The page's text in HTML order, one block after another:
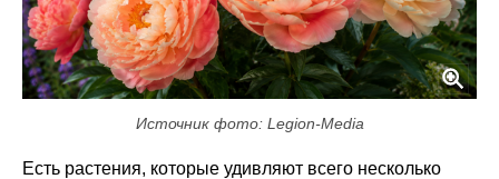
Источник фото: Legion-Media
Есть растения, которые удивляют всего несколько